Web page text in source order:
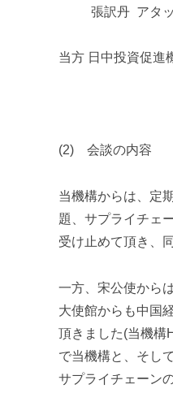
張訳丹 アタッ
当方 日中投資促進
(2) 会談の内容
当機構からは、定
題、サプライチェ
受け止めて頂き、
一方、宋公使から
大使館からも中国
頂きました(当機構
で当機構と、そし
サプライチェーン